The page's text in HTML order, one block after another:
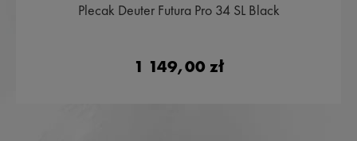
Plecak Deuter Futura Pro 34 SL Black
1 149,00 zł